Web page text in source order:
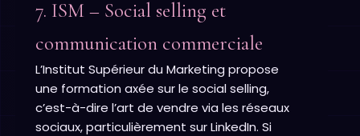
7. ISM – Social selling et
communication commerciale
L’Institut Supérieur du Marketing propose
une formation axée sur le social selling,
c’est-à-dire l’art de vendre via les réseaux
sociaux, particulièrement sur LinkedIn. Si